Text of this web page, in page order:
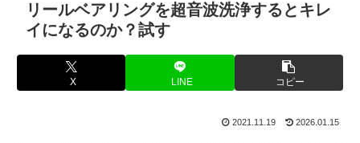
リールベアリングを超音波洗浄するとキレ
イになるのか？試す
X LINE コピー
2021.11.19 2026.01.15